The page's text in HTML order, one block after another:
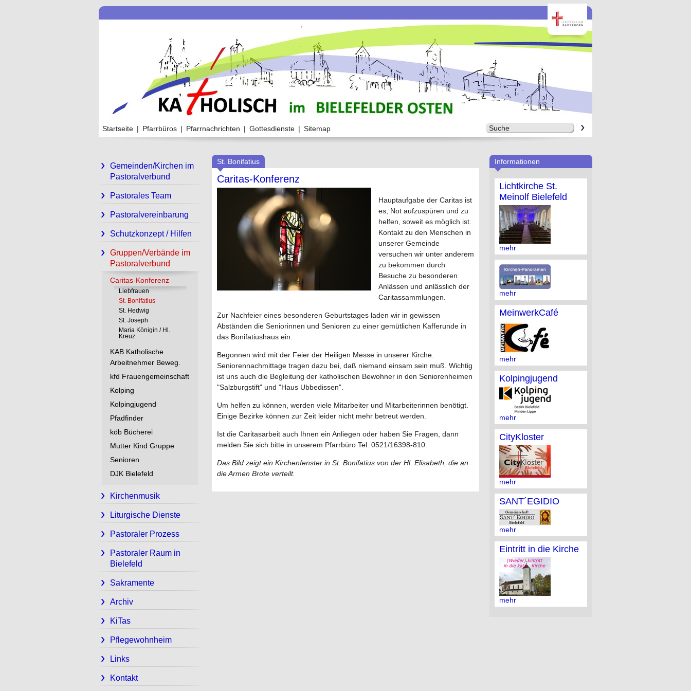
Startseite | Pfarrbüros | Pfarrnachrichten | Gottesdienste | Sitemap
Gemeinden/Kirchen im
Pastoralverbund
Pastorales Team
Pastoralvereinbarung
Schutzkonzept / Hilfen
Gruppen/Verbände im
Pastoralverbund
Caritas-Konferenz
Liebfrauen
St. Bonifatius
St. Hedwig
St. Joseph
Maria Königin / Hl.
Kreuz
KAB Katholische
Arbeitnehmer Beweg.
kfd Frauengemeinschaft
Kolping
Kolpingjugend
Pfadfinder
köb Bücherei
Mutter Kind Gruppe
Senioren
DJK Bielefeld
Kirchenmusik
Liturgische Dienste
Pastoraler Prozess
Pastoraler Raum in
Bielefeld
Sakramente
Archiv
KiTas
Pflegewohnheim
Links
Kontakt
Informationen
Lichtkirche St.
Meinolf Bielefeld
mehr
mehr
MeinwerkCafé
mehr
Kolpingjugend
mehr
CityKloster
mehr
SANT´EGIDIO
mehr
Eintritt in die Kirche
mehr
St. Bonifatius
Caritas-Konferenz
Hauptaufgabe der Caritas ist
es, Not aufzuspüren und zu
helfen, soweit es möglich ist.
Kontakt zu den Menschen in
unserer Gemeinde
versuchen wir unter anderem
zu bekommen durch
Besuche zu besonderen
Anlässen und anlässlich der
Caritassammlungen.
Zur Nachfeier eines besonderen Geburtstages laden wir in gewissen
Abständen die Seniorinnen und Senioren zu einer gemütlichen Kafferunde in
das Bonifatiushaus ein.
Begonnen wird mit der Feier der Heiligen Messe in unserer Kirche.
Seniorennachmittage tragen dazu bei, daß niemand einsam sein muß. Wichtig
ist uns auch die Begleitung der katholischen Bewohner in den Seniorenheimen
"Salzburgstift" und "Haus Ubbedissen".
Um helfen zu können, werden viele Mitarbeiter und Mitarbeiterinnen benötigt.
Einige Bezirke können zur Zeit leider nicht mehr betreut werden.
Ist die Caritasarbeit auch Ihnen ein Anliegen oder haben Sie Fragen, dann
melden Sie sich bitte in unserem Pfarrbüro Tel. 0521/16398-810.
Das Bild zeigt ein Kirchenfenster in St. Bonifatius von der Hl. Elisabeth, die an
die Armen Brote verteilt.